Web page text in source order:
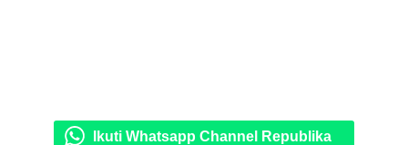
Ikuti Whatsapp Channel Republika